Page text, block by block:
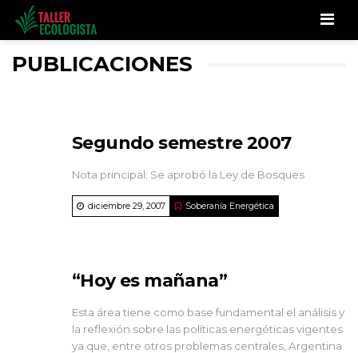
PUBLICACIONES
Segundo semestre 2007
Nota principal: Se aprobó la Ley de Bosques
diciembre 29, 2007 Soberanía Energética
“Hoy es mañana”
Esta área tiene como base fundamental el análisis y
la reflexión sobre las políticas energéticas vigentes
ya que, entre otros problemas centrales, Argentina